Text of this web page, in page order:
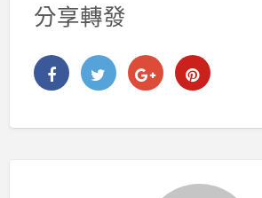
分享轉發